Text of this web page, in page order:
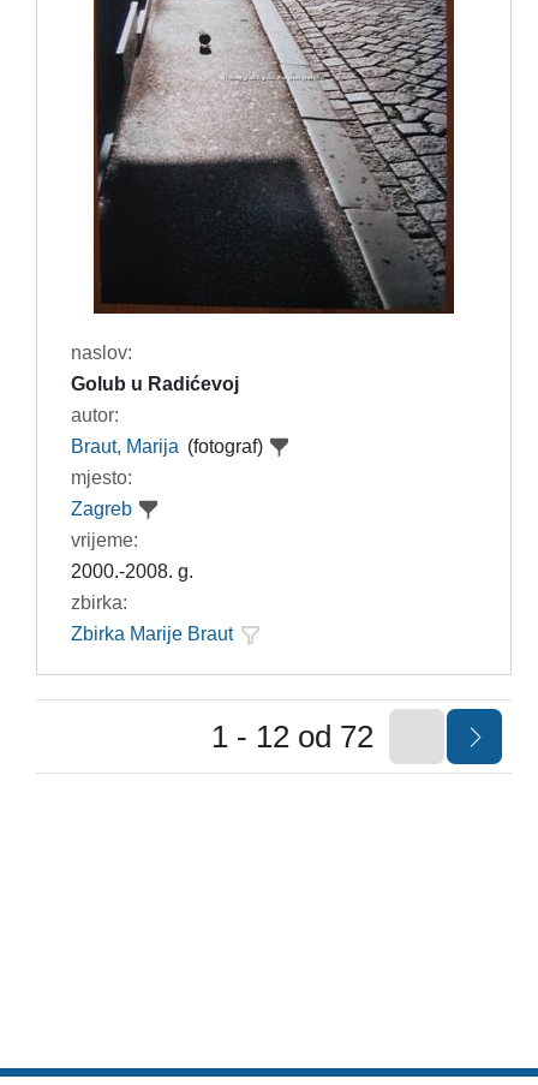
naslov:
Golub u Radićevoj
autor:
Braut, Marija (fotograf)
mjesto:
Zagreb
vrijeme:
2000.-2008. g.
zbirka:
Zbirka Marije Braut
1 - 12 od 72